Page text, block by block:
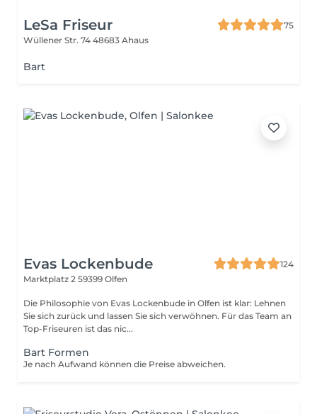
LeSa Friseur
75
Wüllener Str. 74 48683 Ahaus
Bart
Evas Lockenbude
124
Marktplatz 2 59399 Olfen
Die Philosophie von Evas Lockenbude in Olfen ist klar: Lehnen
Sie sich zurück und lassen Sie sich verwöhnen. Für das Team an
Top-Friseuren ist das nic...
Bart Formen
Je nach Aufwand können die Preise abweichen.